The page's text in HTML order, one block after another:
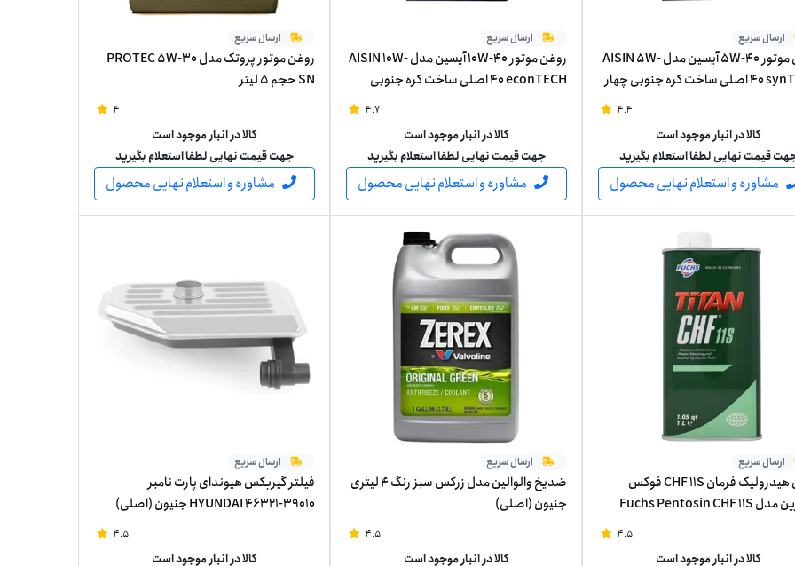
ارسال سریع
روغن موتور 5W-40 آیسین مدل AISIN 5W-
40 synTECH اصلی ساخت کره جنوبی چهار
4.4
کالا در انبار موجود است
قیمت نهایی لطفا استعلام بگیرید
مشاوره و استعلام نهایی محصول
ارسال سریع
روغن موتور 10W-40 آیسین مدل AISIN 10W-
40 econTECH اصلی ساخت کره جنوبی
4.7
کالا در انبار موجود است
جهت قیمت نهایی لطفا استعلام بگیرید
مشاوره و استعلام نهایی محصول
ارسال سریع
روغن موتور پروتک مدل PROTEC 5W-30
SN حجم 5 لیتر
4
کالا در انبار موجود است
جهت قیمت نهایی لطفا استعلام بگیرید
مشاوره و استعلام نهایی محصول
ارسال سریع
روغن هیدرولیک فرمان CHF 11S فوکس
پنتوزین مدل Fuchs Pentosin CHF 11S
4.5
کالا در انبار موجود است
ارسال سریع
ضدیخ والوالین مدل زرکس سبز رنگ 4 لیتری
جنیون (اصلی)
4.5
کالا در انبار موجود است
ارسال سریع
فیلتر گیربکس هیوندای پارت نامبر
HYUNDAI 46321-39010 جنیون (اصلی)
4.5
کالا در انبار موجود است